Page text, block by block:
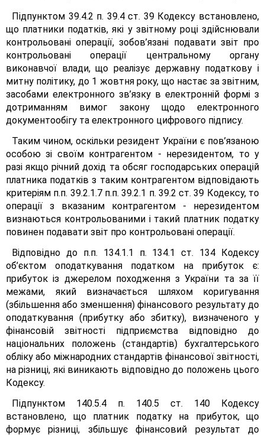
Підпунктом 39.4.2 п. 39.4 ст. 39 Кодексу встановлено,
що платники податків, які у звітному році здійснювали
контрольовані операції, зобов’язані подавати звіт про
контрольовані операції центральному органу
виконавчої влади, що реалізує державну податкову і
митну політику, до 1 жовтня року, що настає за звітним,
засобами електронного зв’язку в електронній формі з
дотриманням вимог закону щодо електронного
документообігу та електронного цифрового підпису.
Таким чином, оскільки резидент України є пов’язаною
особою зі своїм контрагентом - нерезидентом, то у
разі якщо річний дохід та обсяг господарських операцій
платника податків з таким контрагентом відповідають
критеріям п.п. 39.2.1.7 п.п. 39.2.1 п. 39.2 ст. 39 Кодексу, то
операції з вказаним контрагентом - нерезидентом
визнаються контрольованими і такий платник податку
повинен подавати звіт про контрольовані операції.
Відповідно до п.п. 134.1.1 п. 134.1 ст. 134 Кодексу
об’єктом оподаткування податком на прибуток є:
прибуток із джерелом походження з України та за її
межами, який визначається шляхом коригування
(збільшення або зменшення) фінансового результату до
оподаткування (прибутку або збитку), визначеного у
фінансовій звітності підприємства відповідно до
національних положень (стандартів) бухгалтерського
обліку або міжнародних стандартів фінансової звітності,
на різниці, які виникають відповідно до положень цього
Кодексу.
Підпунктом 140.5.4 п. 140.5 ст. 140 Кодексу
встановлено, що платник податку на прибуток, що
формує різниці, збільшує фінансовий результат до